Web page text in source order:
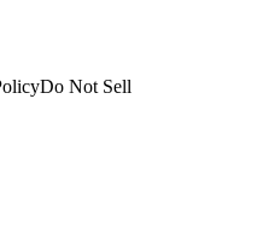
Do Not Sell